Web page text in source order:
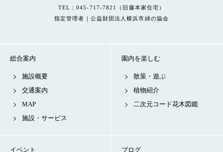
TEL：045-717-7821（旧藤本家住宅）
指定管理者｜公益財団法人横浜市緑の協会
総合案内
施設概要
交通案内
MAP
施設・サービス
園内を楽しむ
散策・遊ぶ
植物紹介
二次元コード花木図鑑
イベント ブログ